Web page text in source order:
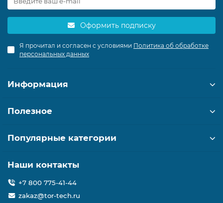
Оформить подписку
Я прочитал и согласен с условиями Политика об обработке
персональных данных
Информация
Полезное
Популярные категории
Наши контакты
+7 800 775-41-44
zakaz@tor-tech.ru